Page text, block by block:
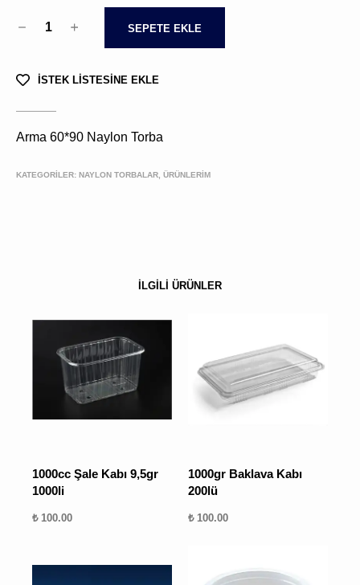
1 SEPETE EKLE
İSTEK LİSTESİNE EKLE
Arma 60*90 Naylon Torba
KATEGORİLER: NAYLON TORBALAR, ÜRÜNLERIM
İLGİLİ ÜRÜNLER
1000cc Şale Kabı 9,5gr
1000li
₺ 100.00
1000gr Baklava Kabı
200lü
₺ 100.00